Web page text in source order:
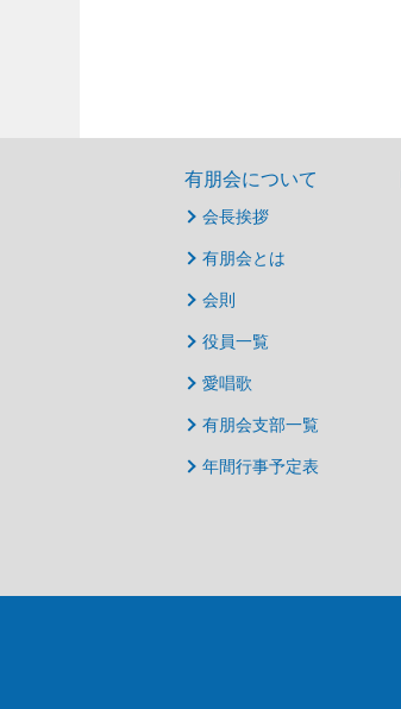
有朋会について
会長挨拶
有朋会とは
会則
役員一覧
愛唱歌
有朋会支部一覧
年間行事予定表